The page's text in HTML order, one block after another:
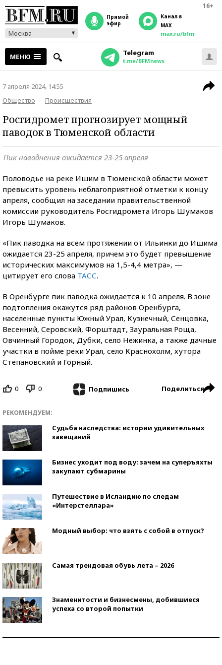
16+
Москва
прямой
эфир
Канал в
MAX
max.ru/bfm
МЕНЮ Telegram
t.me/BFMnews
7 апреля 2024, 14:55
Общество
Происшествия
Росгидромет прогнозирует мощный
паводок в Тюменской области
Пик наводнения ожидается 23-25 апреля
Половодье на реке Ишим в Тюменской области может
превысить уровень неблагоприятной отметки к концу
апреля, сообщил на заседании правительственной
комиссии руководитель Росгидромета Игорь Шумаков
Игорь Шумаков.
«Пик паводка на всем протяжении от Ильинки до Ишима
ожидается 23-25 апреля, причем это будет превышение
исторических максимумов на 1,5-4,4 метра», —
цитирует его слова ТАСС.
В Оренбурге пик паводка ожидается к 10 апреля. В зоне
подтопления окажутся ряд районов Оренбурга,
населенные пункты Южный Урал, Кузнечный, Сенцовка,
Весенний, Серовский, Форштадт, Зауральная Роща,
Овчинный Городок, Дубки, село Нежинка, а также дачные
участки в пойме реки Урал, село Краснохолм, хутора
Степановский и Горный.
0 0 Подпишись Поделиться
РЕКОМЕНДУЕМ:
Судьба наследства: истории удивительных
завещаний
Бизнес уходит под воду: зачем на суперъяхты
закупают субмарины
Путешествие в Исландию по следам
«Интерстеллара»
Модный выбор: что взять с собой в отпуск?
Самая трендовая обувь лета – 2026
Знаменитости и бизнесмены, добившиеся
успеха со второй попытки